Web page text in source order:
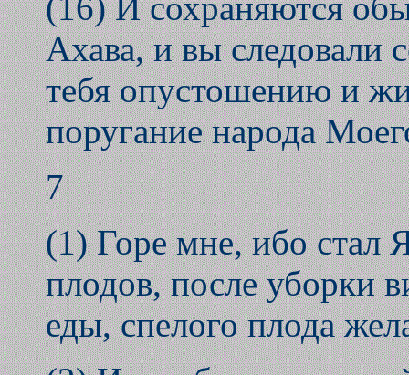
Ахава, и вы следовали
тебя опустошению и
поругание народа
7
(1) Горе мне, ибо стал
плодов, после уборки
еды, спелого плода